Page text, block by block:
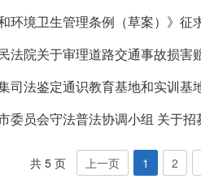
环境卫生管理条例（草案）》征
法院关于审理道路交通事故损害
司法鉴定通识教育基地和实训基
委员会守法普法协调小组 关于招
共 5 页 上一页 1 2